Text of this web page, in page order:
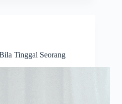
Tinggal Seorang